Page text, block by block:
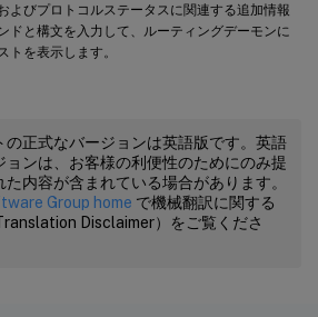
よびプロトコルステータスに関連する追加情報
ドと構文を入力して、ルーティングデーモンに
トを表示します。
の正式なバージョンは英語版です。英語
ョンは、お客様の利便性のためにのみ提
内容が含まれている場合があります。
Group home で機械翻訳に関する
Disclaimer）をご覧くださ